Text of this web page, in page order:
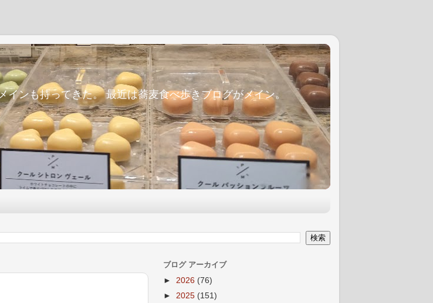
ンも持ってきた。 最近は蕎麦食べ歩きブログがメイン。
ブログ アーカイブ
► 2026 (76)
► 2025 (151)